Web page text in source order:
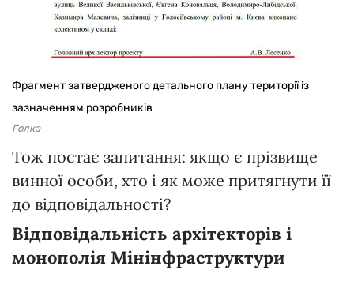
Фрагмент затвердженого детального плану території із
зазначенням розробників
Голка
Тож постає запитання: якщо є прізвище
винної особи, хто і як може притягнути її
до відповідальності?
Відповідальність архітекторів і
монополія Мінінфраструктури